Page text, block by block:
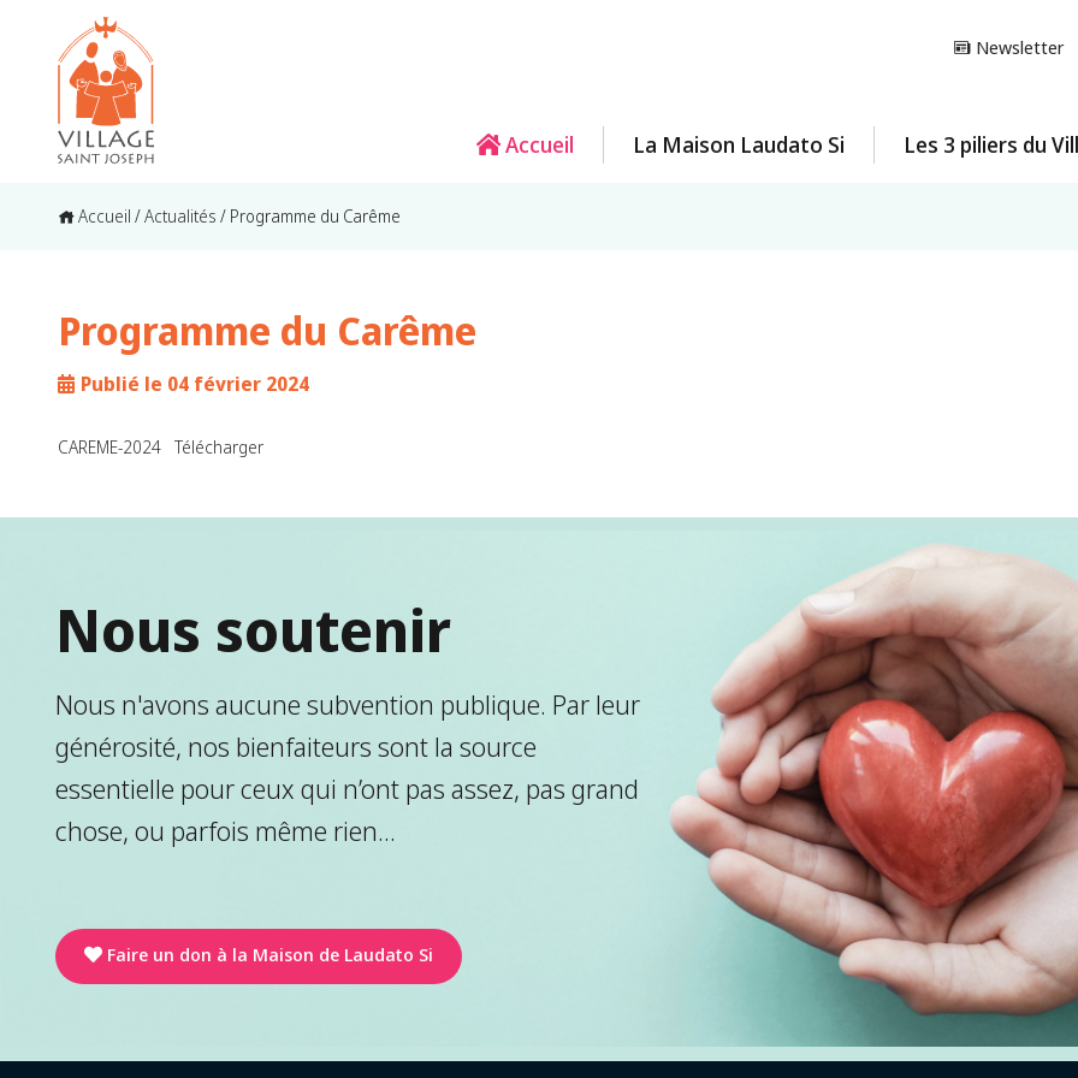
Newsletter
Accueil La Maison Laudato Si Les 3 piliers du
Accueil /Actualités / Programme du Carême
Programme du Carême
Publié le 04 février 2024
CAREME-2024 Télécharger
Nous soutenir
Nous n'avons aucune subvention publique. Par leur
générosité, nos bienfaiteurs sont la source
essentielle pour ceux qui n’ont pas assez, pas grand
chose, ou parfois même rien...
Faire un don à la Maison de Laudato Si